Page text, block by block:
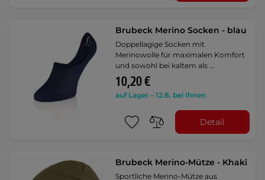
Brubeck Merino Socken - blau
Doppellagige Socken mit
Merinowolle für maximalen Komfort
und sowohl bei kaltem als …
10,20 €
auf Lager – 12.8. bei Ihnen
Detail
Brubeck Merino-Mütze - Khaki
Sportliche Merino-Mütze aus